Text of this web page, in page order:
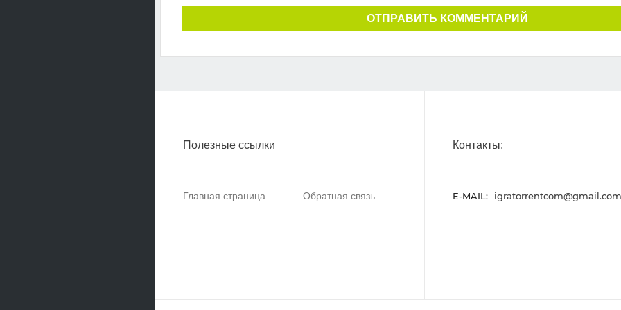
ОТПРАВИТЬ КОММЕНТАРИЙ
Полезные ссылки
Главная страница Обратная связь
Контакты:
E-MAIL: